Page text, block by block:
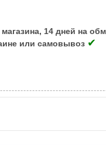
14 дней на
или самовывоз ✔